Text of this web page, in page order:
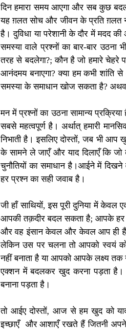
दिन हमारा समय आएगा और सब कुछ
यह ग़लत सोच और जीवन के प्रति ग़लत
है। दुविधा या परेशानी के दौर में मदद
समस्या वाले प्रश्नों का बार-बार उठना
तरह से बदलेगा?; कौन है जो हमारे चेहरे
आनंदमय बनाएगा? क्या हम कभी शांति
मन में प्रश्नों का उठना सामान्य
सबसे महत्वपूर्ण है। अर्थात् हमारी
निभाती है। इसलिए दोस्तों, जब भी आप
के सामने ले जाएँ और याद दिलाएँ कि
चुनौतियों का समाधान है।आईने में
हर प्रश्न का सही जवाब है।
जी हाँ साथियों, इस पूरी दुनिया में
आपकी तक़दीर बदल सकता है; आपके हर
और वह इंसान केवल और केवल आप ही
लेकिन उस पर चलना तो आपको स्वयं को
नहीं बनाता है या आपको आपके लक्ष्य
एक्शन में बदलकर खुद करना पड़ता है।
बनाना पड़ता है।
तो आईए दोस्तों, आज से हम खुद को
इच्छाएँ  और आशाएँ रखते हैं जितनी